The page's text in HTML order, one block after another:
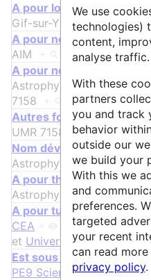
A pour localisation
Gif-sur-Yvette+
A pour nom
AIM
A pour nom alternatif
Astrophysique
7158
Autres formes du nom ᵖ
UMR 7158 +
Nom développé ᵖ
Astrophysique
A pour thématique
Astrophysique +
A pour tutelle
CEA
CNRS + ,
et Université Paris Cité +
Est sous discipline de
PE9 Sciences de l'Univers
We use
technologies)
content,
analyse traffic.
With these
partners
you and track
behavior
outside our
we build your
With this we
and
preferences.
targeted
your recent
can read
privacy policy.